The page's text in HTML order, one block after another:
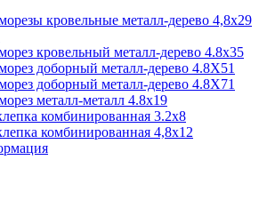
кровельные металл-дерево 4,8х29
кровельный металл-дерево 4.8x35
доборный металл-дерево 4.8X51
доборный металл-дерево 4.8X71
металл-металл 4.8x19
комбинированная 3.2x8
комбинированная 4,8x12